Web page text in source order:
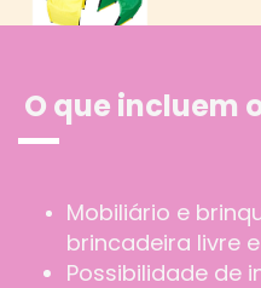
O que incluem
Mobiliário e
brincadeira livre
Possibilidade de